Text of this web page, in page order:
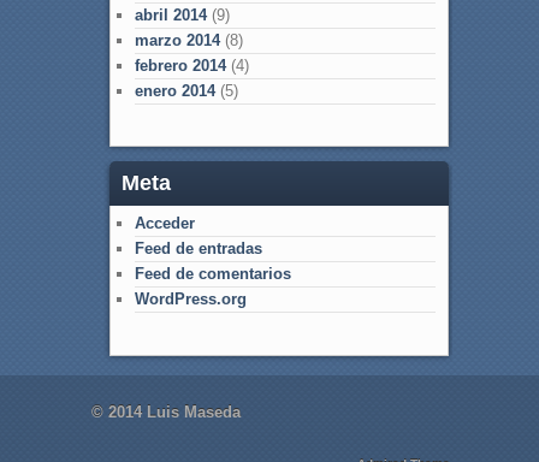
abril 2014(9)
marzo 2014(8)
febrero 2014(4)
enero 2014(5)
Meta
Acceder
Feed de entradas
Feed de comentarios
WordPress.org
© 2014 Luis Maseda